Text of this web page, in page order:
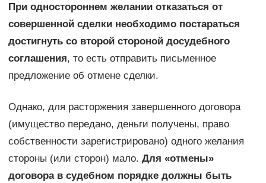
При одностороннем желании отказаться от
совершенной сделки необходимо постараться
достигнуть со второй стороной досудебного
соглашения, то есть отправить письменное
предложение об отмене сделки.
Однако, для расторжения завершенного договора
(имущество передано, деньги получены, право
собственности зарегистрировано) одного желания
стороны (или сторон) мало. Для «отмены»
договора в судебном порядке должны быть